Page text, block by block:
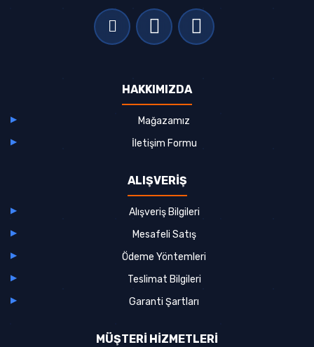
HAKKIMIZDA
Mağazamız
İletişim Formu
ALIŞVERİŞ
Alışveriş Bilgileri
Mesafeli Satış
Ödeme Yöntemleri
Teslimat Bilgileri
Garanti Şartları
MÜŞTERİ HİZMETLERİ